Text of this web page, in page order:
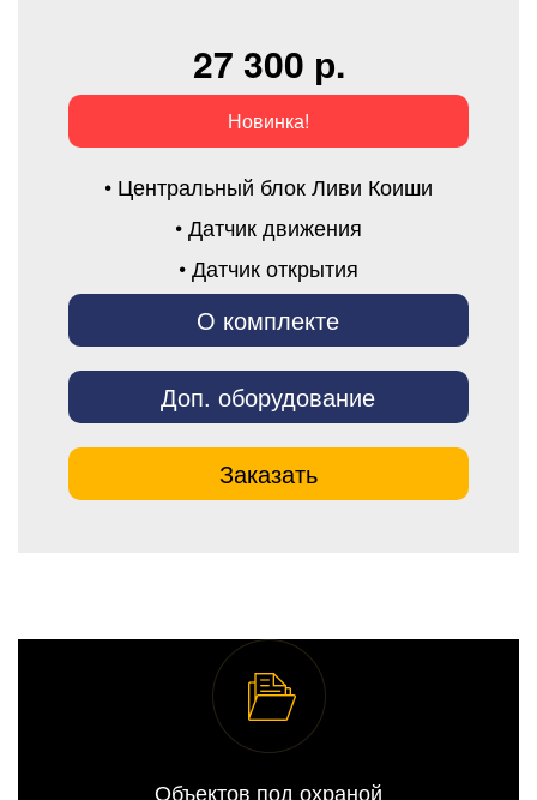
27 300 р.
Новинка!
• Центральный блок Ливи Коиши
• Датчик движения
• Датчик открытия
О комплекте
Доп. оборудование
Заказать
Объектов под охраной